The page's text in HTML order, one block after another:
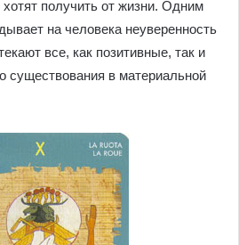
хотят получить от жизни. Одним
на человека неуверенность
все, как позитивные, так и
существования в материальной